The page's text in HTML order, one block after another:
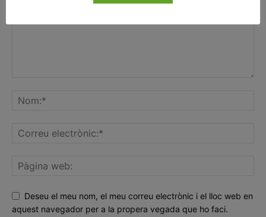
Deseu el meu nom, el meu correu electrònic i el lloc web en
aquest navegador per a la propera vegada que ho faci.